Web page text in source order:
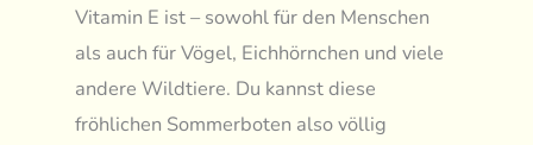
Vitamin E ist – sowohl für den Menschen
als auch für Vögel, Eichhörnchen und viele
andere Wildtiere. Du kannst diese
fröhlichen Sommerboten also völlig